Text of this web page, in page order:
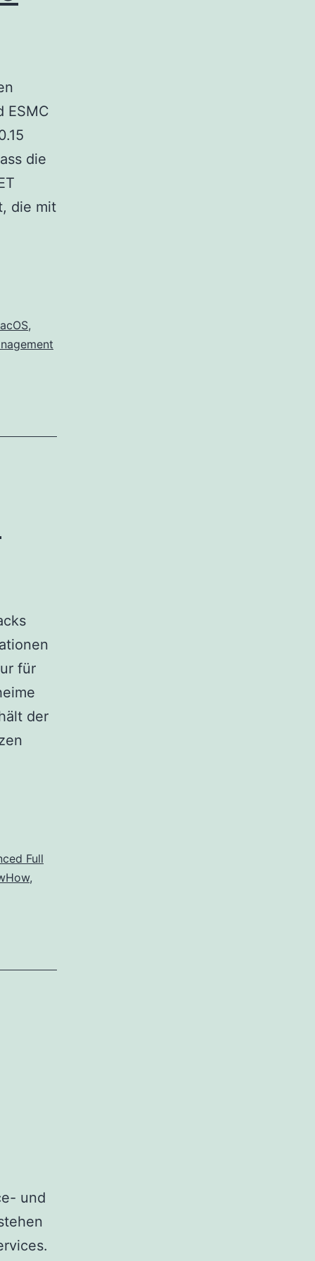
ESMC
die
die mit
,
für
der
Full
,
und